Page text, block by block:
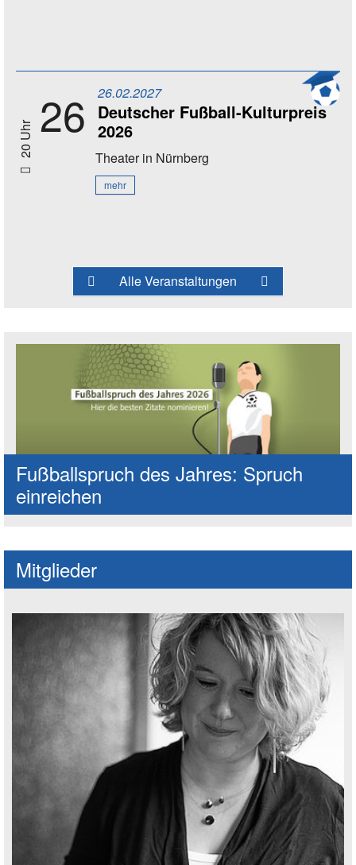
20 Uhr 26 26.02.2027
Deutscher Fußball-Kulturpreis
2026
Theaterin Nürnberg
mehr
Alle Veranstaltungen
Fußballspruch des Jahres: Spruch
einreichen
Mitglieder